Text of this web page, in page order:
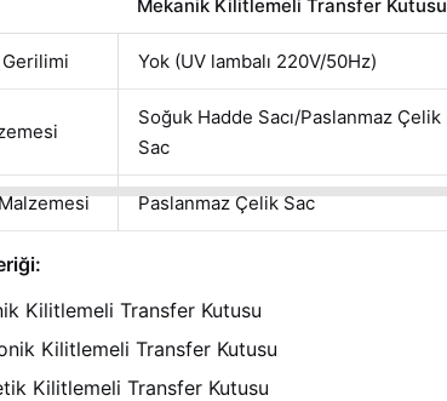
Mekanik Kilitlemeli Transfer Kutusu
Yok (UV lambalı 220V/50Hz)
Soğuk Hadde Sacı/Paslanmaz Çelik
Sac
Paslanmaz Çelik Sac
Kilitlemeli Transfer Kutusu
Kilitlemeli Transfer Kutusu
Kilitlemeli Transfer Kutusu